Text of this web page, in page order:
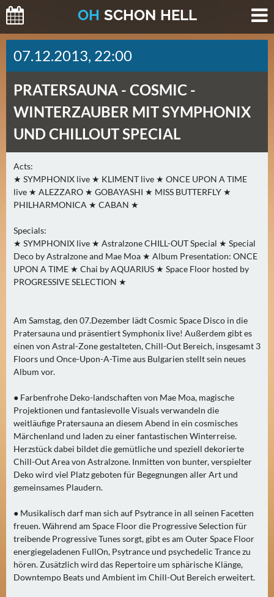
OH SCHON HELL
H
E
T
E
(
2
)
M
O
R
G
E
N
(
0
U
E
B
E
M
O
R
G
E
N
(
)
N
Ä
C
07.12.2013, 22:00
PRATERSAUNA - COSMIC -
WINTERZAUBER MIT SYMPHONIX
UND CHILLOUT SPECIAL
Acts:
★ SYMPHONIX live ★ KLIMENT live ★ ONCE UPON A TIME
live ★ ALEZZARO ★ GOBAYASHI ★ MISS BUTTERFLY ★
PHILHARMONICA ★ CABAN ★
Specials:
★ SYMPHONIX live ★ Astralzone CHILL-OUT Special ★ Special
Deco by Astralzone and Mae Moa ★ Album Presentation: ONCE
UPON A TIME ★ Chai by AQUARIUS ★ Space Floor hosted by
PROGRESSIVE SELECTION ★
Am Samstag, den 07.Dezember lädt Cosmic Space Disco in die
Pratersauna und präsentiert Symphonix live! Außerdem gibt es
einen von Astral-Zone gestalteten, Chill-Out Bereich, insgesamt 3
Floors und Once-Upon-A-Time aus Bulgarien stellt sein neues
Album vor.
● Farbenfrohe Deko-landschaften von Mae Moa, magische
Projektionen und fantasievolle Visuals verwandeln die
weitläufige Pratersauna an diesem Abend in ein cosmisches
Märchenland und laden zu einer fantastischen Winterreise.
Herzstück dabei bildet die gemütliche und speziell dekorierte
Chill-Out Area von Astralzone. Inmitten von bunter, verspielter
Deko wird viel Platz geboten für Begegnungen aller Art und
gemeinsames Plaudern.
● Musikalisch darf man sich auf Psytrance in all seinen Facetten
freuen. Während am Space Floor die Progressive Selection für
treibende Progressive Tunes sorgt, gibt es am Outer Space Floor
energiegeladenen FullOn, Psytrance und psychedelic Trance zu
hören. Zusätzlich wird das Repertoire um sphärische Klänge,
Downtempo Beats und Ambient im Chill-Out Bereich erweitert.